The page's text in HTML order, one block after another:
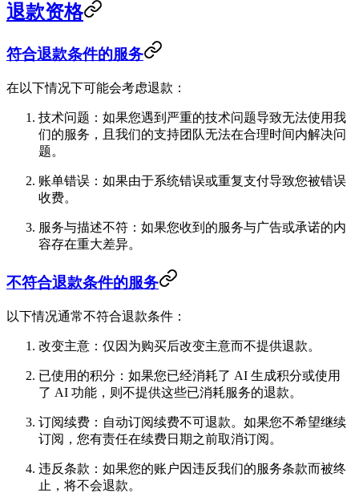
退款资格
符合退款条件的服务
在以下情况下可能会考虑退款：
技术问题 ：如果您遇到严重的技术问题导致无法使用我
们的服务，且我们的支持团队无法在合理时间内解决问
题。
账单错误 ：如果由于系统错误或重复支付导致您被错误
收费。
服务与描述不符 ：如果您收到的服务与广告或承诺的内
容存在重大差异。
不符合退款条件的服务
以下情况通常不符合退款条件：
改变主意 ：仅因为购买后改变主意而不提供退款。
已使用的积分 ：如果您已经消耗了 AI 生成积分或使用
了 AI 功能，则不提供这些已消耗服务的退款。
订阅续费 ：自动订阅续费不可退款。如果您不希望继续
订阅，您有责任在续费日期之前取消订阅。
违反条款 ：如果您的账户因违反我们的服务条款而被终
止，将不会退款。